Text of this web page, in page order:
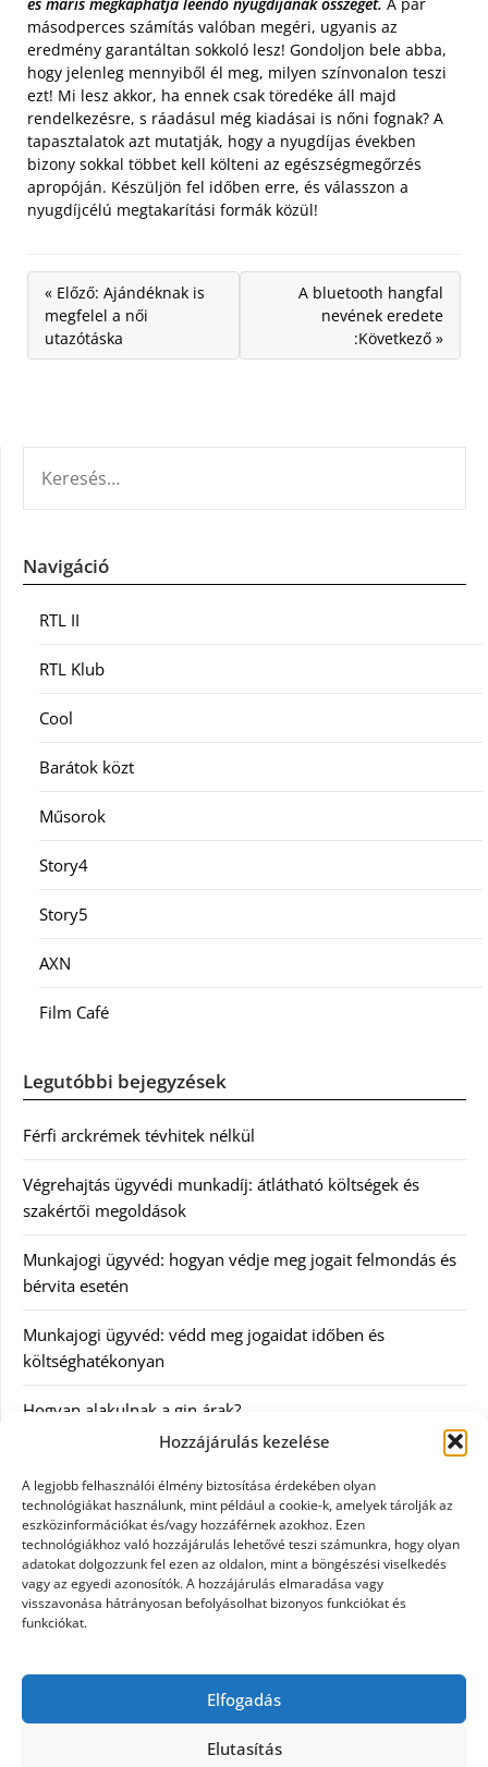
Hozzájárulás kezelése
A legjobb felhasználói élmény biztosítása érdekében olyan
technológiákat használunk, mint például a cookie-k, amelyek tárolják az
eszközinformációkat és/vagy hozzáférnek azokhoz. Ezen
technológiákhoz való hozzájárulás lehetővé teszi számunkra, hogy olyan
adatokat dolgozzunk fel ezen az oldalon, mint a böngészési viselkedés
vagy az egyedi azonosítók. A hozzájárulás elmaradása vagy
visszavonása hátrányosan befolyásolhat bizonyos funkciókat és
funkciókat.
Elfogadás
Elutasítás
másodperces számítás valóban megéri, ugyanis az
eredmény garantáltan sokkoló lesz! Gondoljon bele abba,
hogy jelenleg mennyiből él meg, milyen színvonalon teszi
ezt! Mi lesz akkor, ha ennek csak töredéke áll majd
rendelkezésre, s ráadásul még kiadásai is nőni fognak? A
tapasztalatok azt mutatják, hogy a nyugdíjas években
bizony sokkal többet kell költeni az egészségmegőrzés
apropóján. Készüljön fel időben erre, és válasszon a
nyugdíjcélú megtakarítási formák közül!
« Előző: Ajándéknak is
megfelel a női
utazótáska
A bluetooth hangfal
nevének eredete
:Következő »
Navigáció
RTL II
RTL Klub
Cool
Barátok közt
Műsorok
Story4
Story5
AXN
Film Café
Legutóbbi bejegyzések
Férfi arckrémek tévhitek nélkül
Végrehajtás ügyvédi munkadíj: átlátható költségek és
szakértői megoldások
Munkajogi ügyvéd: hogyan védje meg jogait felmondás és
bérvita esetén
Munkajogi ügyvéd: védd meg jogaidat időben és
költséghatékonyan
Hogyan alakulnak a gin árak?
Kategóriák
Egészség
Hírek
Internet
Szolgáltatás
Webáruház